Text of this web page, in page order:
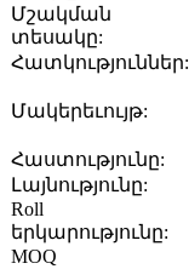
Մշակման
տեսակը:
Հատկություններ:
Մակերեւույթ:
Հաստությունը:
Լայնությունը:
Roll
երկարությունը:
MOQ